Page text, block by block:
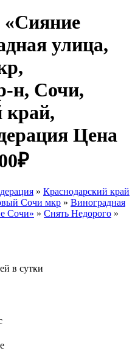
улица,
н, Сочи,
край,
Цена
» Краснодарский край
Сочи мкр » Виноградная
Сочи» » Снять Недорого »
в сутки